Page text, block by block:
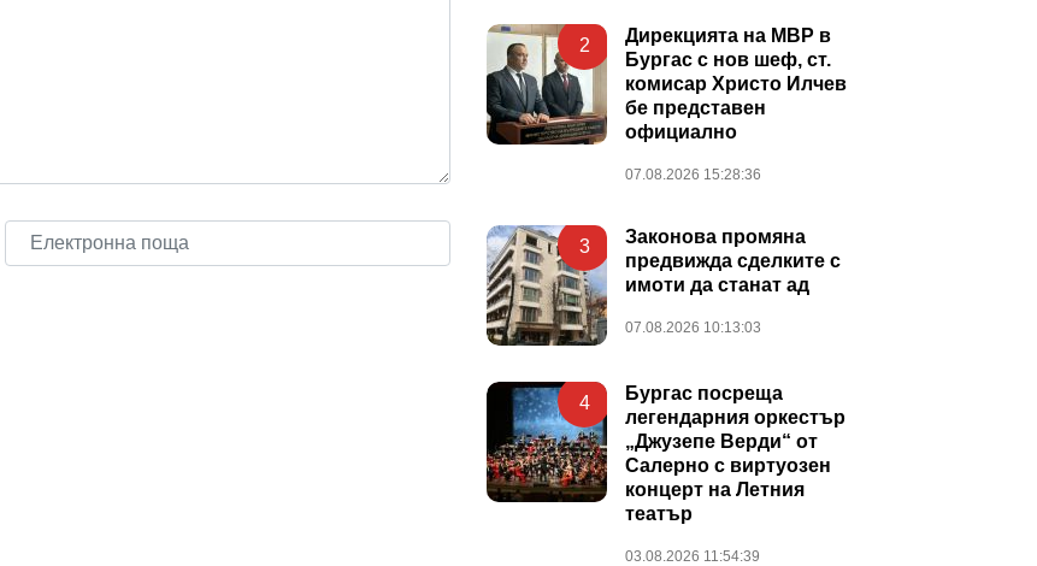
2
Дирекцията на МВР в
Бургас с нов шеф, ст.
комисар Христо Илчев
бе представен
официално
07.08.2026 15:28:36
3
Законова промяна
предвижда сделките с
имоти да станат ад
07.08.2026 10:13:03
4
Бургас посреща
легендарния оркестър
„Джузепе Верди“ от
Салерно с виртуозен
концерт на Летния
театър
03.08.2026 11:54:39